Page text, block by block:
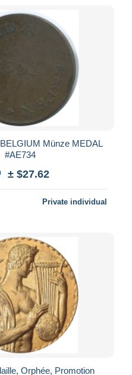
Münze MEDAL
#AE734
± $27.62
Private individual
Orphée, Promotion